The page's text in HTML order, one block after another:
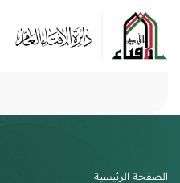
الصفحة الرئيسية